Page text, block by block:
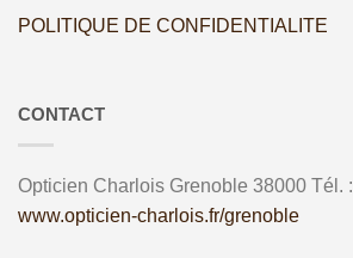
POLITIQUE DE CONFIDENTIALITE
CONTACT
Opticien Charlois Grenoble 38000 Tél. :
www.opticien-charlois.fr/grenoble